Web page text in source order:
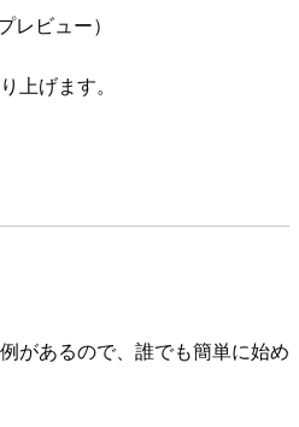
レビュー）
上げます。
があるので、誰でも簡単に始め